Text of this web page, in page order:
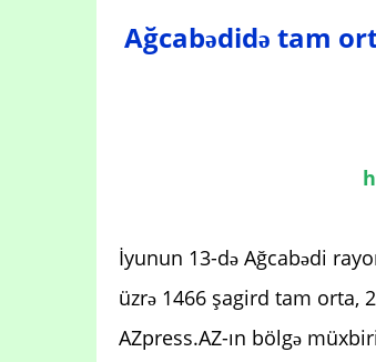
Ağcabədidə tam
İyunun 13-də Ağcabədi
üzrə 1466 şagird tam orta,
AZpress.AZ-ın bölgə